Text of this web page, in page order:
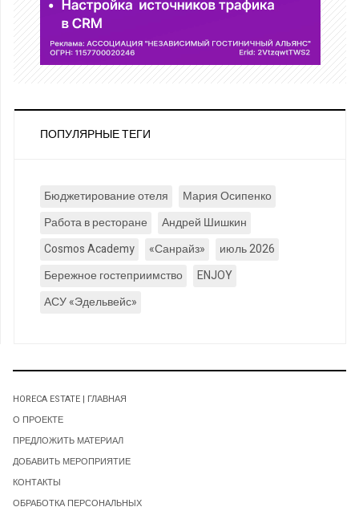
ПОПУЛЯРНЫЕ ТЕГИ
Бюджетирование отеля
Мария Осипенко
Работа в ресторане
Андрей Шишкин
Cosmos Academy
«Санрайз»
июль 2026
Бережное гостеприимство
ENJOY
АСУ «Эдельвейс»
HORECA ESTATE | ГЛАВНАЯ
О ПРОЕКТЕ
ПРЕДЛОЖИТЬ МАТЕРИАЛ
ДОБАВИТЬ МЕРОПРИЯТИЕ
КОНТАКТЫ
ОБРАБОТКА ПЕРСОНАЛЬНЫХ